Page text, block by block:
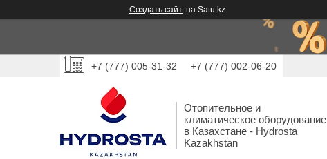
Создать сайт на Satu.kz
+7 (777) 005-31-32 +7 (777) 002-06-20
Отопительное и
климатическое оборудование
в Казахстане - Hydrosta
Kazakhstan